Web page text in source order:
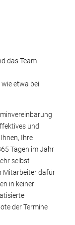
das Team
etwa bei
und
Ihre
Tagen im Jahr
selbst
Mitarbeiter dafür
in keiner
der Termine